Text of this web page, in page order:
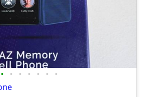
• • • • • • •